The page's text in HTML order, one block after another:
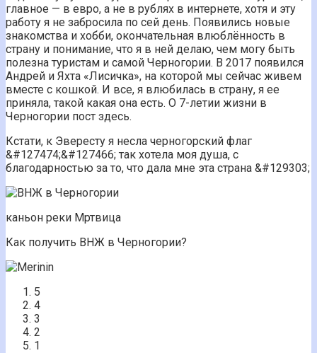
главное — в евро, а не в рублях в интернете, хотя и эту
работу я не забросила по сей день. Появились новые
знакомства и хобби, окончательная влюблённость в
страну и понимание, что я в ней делаю, чем могу быть
полезна туристам и самой Черногории. В 2017 появился
Андрей и Яхта «Лисичка», на которой мы сейчас живем
вместе с кошкой. И все, я влюбилась в страну, я ее
приняла, такой какая она есть. О 7-летии жизни в
Черногории пост здесь.
Кстати, к Эвересту я несла черногорский флаг
&#127474;&#127466; так хотела моя душа, с
благодарностью за то, что дала мне эта страна &#129303;
каньон реки Мртвица
Как получить ВНЖ в Черногории?
5
4
3
2
1